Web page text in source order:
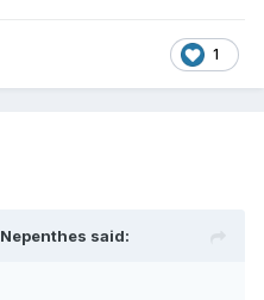
1
Nepenthes said: